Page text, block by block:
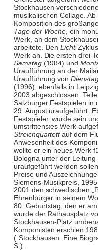
Stockhausen
musikalischen Collage.
Komposition des
Tage der Woche, ein
Werk, an dem
arbeitete. Den Licht-
Werk an. Die ersten drei
Samstag(1984) und
Uraufführung an der
Uraufführung von Dienstag
(1996), ebenfalls in
2003 abgeschlossen.
Salzburger Festspielen in
29. August uraufgeführt.
Festspielen wurde sein
umstrittenstes Werk
Streichquartettauf dem
Anwesenheit des
wollte er ein neues Werk
Bologna unter der
uraufgeführt werden
Preise und
Siemens-Musikpreis,
2001 den schwedischen
Ehrenbürger in seinem
80. Geburtstag, den er
wurde der Rathausplatz
Stockhausen-Platz
Komponisten erschien
(„Stockhausen. Eine
S.).